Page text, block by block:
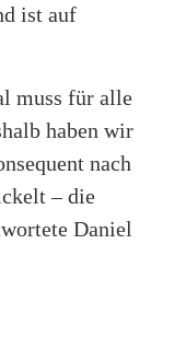
ist auf
muss für alle
haben wir
nach
– die
Daniel